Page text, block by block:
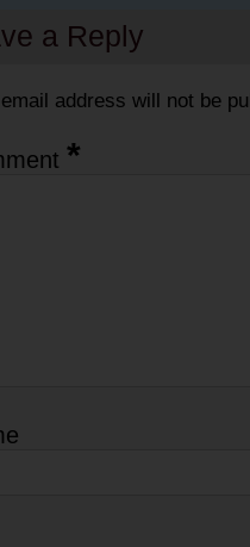
a Reply
address will not be
*